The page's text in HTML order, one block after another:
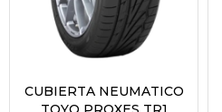
CUBIERTA NEUMATICO